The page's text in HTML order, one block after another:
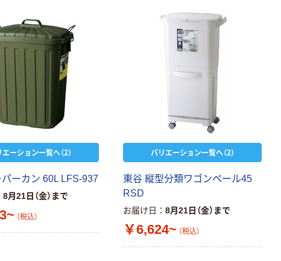
ーション一覧へ（2）
ーカン 60L LFS-937
8月21日（金）まで
（税込）
バリエーション一覧へ（2）
東谷 縦型分類ワゴンペール45
RSD
お届け日 8月21日（金）まで
￥6,624~ （税込）
本気プライス オリジナル
コピー用紙 ア